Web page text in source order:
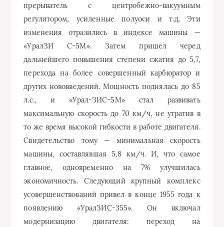
прерыватель с центробежно-вакуумным
регулятором, усиленные полуоси и т.д. Эти
изменения отразились в индексе машины —
«УралЗИ С-5М». Затем пришел черед
дальнейшего повышения степени сжатия до 5,7,
перехода на более совершенный карбюратор и
других нововведений. Мощность поднялась до 85
л.с., и «Урал-ЗИС-5М» стал развивать
максимальную скорость до 70 км/ч, не утратив в
то же время высокой гибкости в работе двигателя.
Свидетельство тому — минимальная скорость
машины, составлявшая 5,8 км/ч. И, что самое
главное, одновременно на 7% улучшилась
экономичность. Следующий крупный комплекс
усовершенствований привел в конце 1955 года к
появлению «УралЗИС-355». Он включал
модернизацию двигателя: переход на